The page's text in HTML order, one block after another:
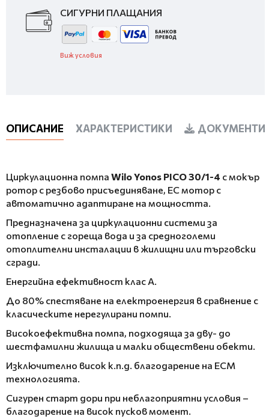
СИГУРНИ ПЛАЩАНИЯ
Виж условия
ОПИСАНИЕ ХАРАКТЕРИСТИКИ ДОКУМЕНТИ
Циркулационна помпа Wilo Yonos PICO 30/1-4 с мокър
ротор с резбово присъединяване, EC мотор с
автоматично адаптиране на мощността.
Предназначена за циркулационни системи за
отопление с гореща вода и за средноголеми
отоплителни инсталации в жилищни или търговски
сгради.
Енергийна ефективност клас A.
До 80% спестяване на електроенергия в сравнение с
класическите нерегулирани помпи.
Високоефективна помпа, подходяща за дву- до
шестфамилни жилища и малки обществени обекти.
Изключително висок к.п.д. благодарение на ECM
технологията.
Сигурен старт дори при неблагоприятни условия –
благодарение на висок пусков момент.